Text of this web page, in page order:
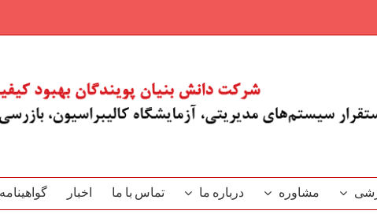
مشاوره درباره ما تماس با ما اخبار